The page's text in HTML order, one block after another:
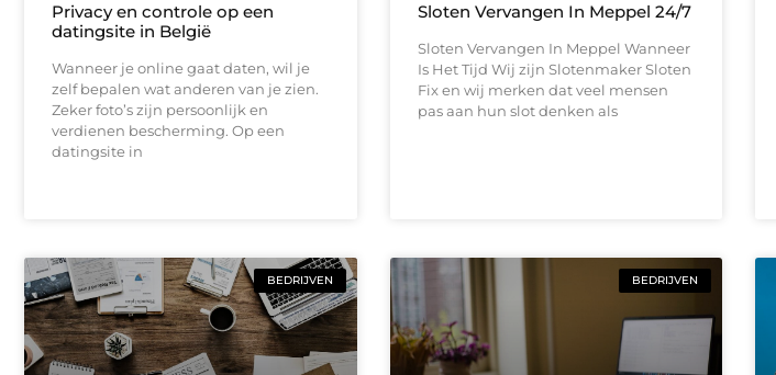
Privacy en controle op een
datingsite in België
Wanneer je online gaat daten, wil je
zelf bepalen wat anderen van je zien.
Zeker foto’s zijn persoonlijk en
verdienen bescherming. Op een
datingsite in
Sloten Vervangen In Meppel 24/7
Sloten Vervangen In Meppel Wanneer
Is Het Tijd Wij zijn Slotenmaker Sloten
Fix en wij merken dat veel mensen
pas aan hun slot denken als
BEDRIJVEN BEDRIJVEN